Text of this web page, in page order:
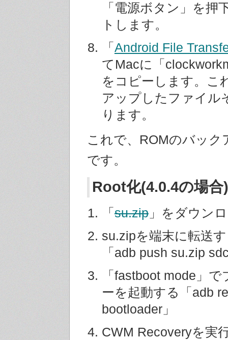
「電源ボタン」を押
トします。
「 Android File
てMacに「
をコピーします。こ
アップしたファイル
ります。
これで、ROMのバック
です。
Root化(4.0.4の場合)
「 su.zip」をダウン
su.zipを端末に転送
「adb push su.zip
「fastboot mode」
ーを起動する「adb
bootloader」
CWM Recoveryを実